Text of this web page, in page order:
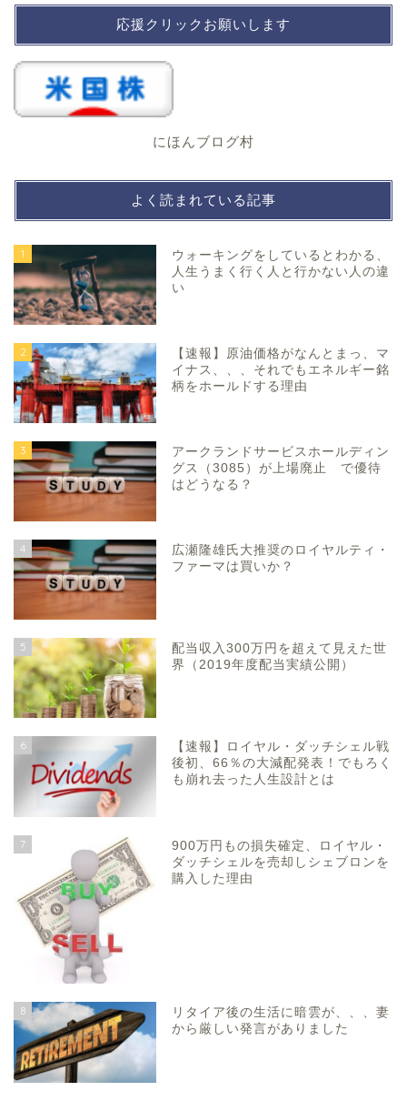
応援クリックお願いします
にほんブログ村
よく読まれている記事
1
ウォーキングをしているとわかる、
人生うまく行く人と行かない人の違
い
2
【速報】原油価格がなんとまっ、マ
イナス、、、それでもエネルギー銘
柄をホールドする理由
3
アークランドサービスホールディン
グス（3085）が上場廃止 で優待
はどうなる？
4
広瀬隆雄氏大推奨のロイヤルティ・
ファーマは買いか？
5
配当収入300万円を超えて見えた世
界（2019年度配当実績公開）
6
【速報】ロイヤル・ダッチシェル戦
後初、66％の大減配発表！でもろく
も崩れ去った人生設計とは
7
900万円もの損失確定、ロイヤル・
ダッチシェルを売却しシェブロンを
購入した理由
8
リタイア後の生活に暗雲が、、、妻
から厳しい発言がありました